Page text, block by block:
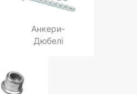
Анкери-
Дюбелі